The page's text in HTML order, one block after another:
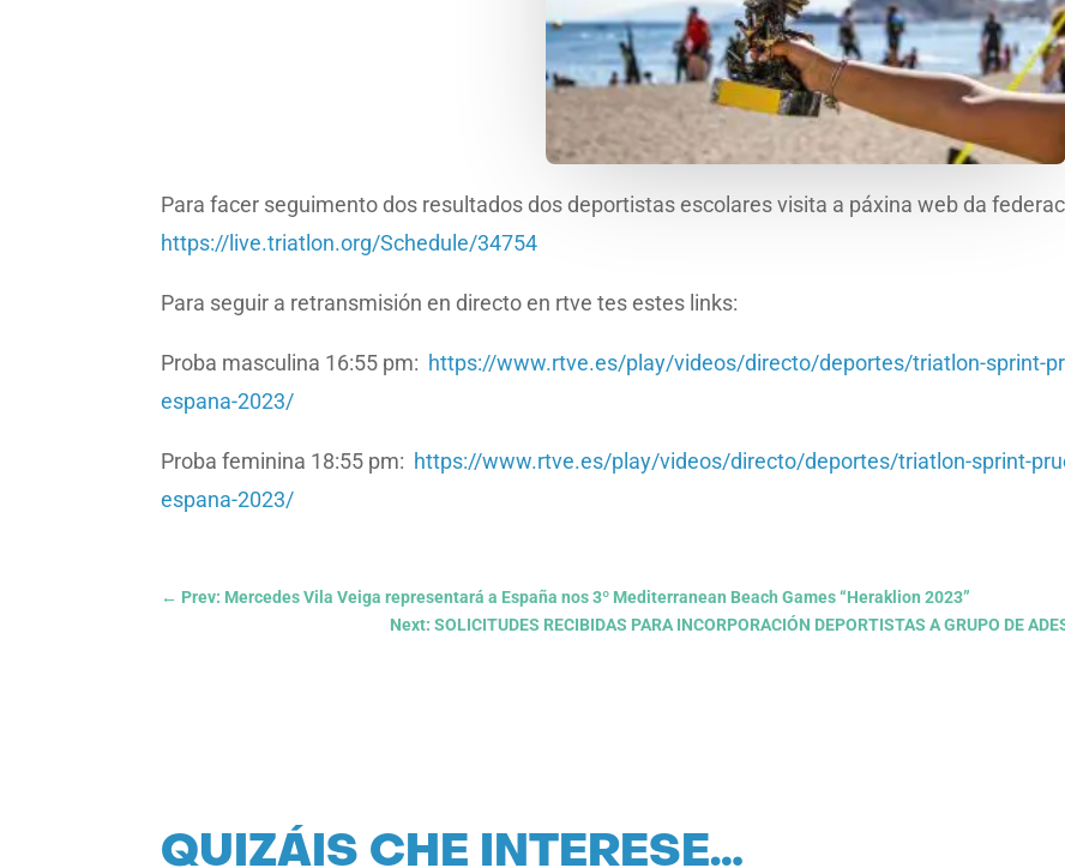
Para facer seguimento dos resultados dos deportistas escolares visita a páxina web da
https://live.triatlon.org/Schedule/34754
Para seguir a retransmisión en directo en rtve tes estes links:
Proba masculina 16:55 pm: https://www.rtve.es/play/videos/directo/deportes/triatlon-sprint-
espana-2023/
Proba feminina 18:55 pm: https://www.rtve.es/play/videos/directo/deportes/triatlon-sprint-
espana-2023/
← Prev: Mercedes Vila Veiga representará a España nos 3º Mediterranean Beach Games “Heraklion 2023”
Next: SOLICITUDES RECIBIDAS PARA INCORPORACIÓN DEPORTISTAS A GRUPO DE
QUIZÁIS CHE INTERESE…